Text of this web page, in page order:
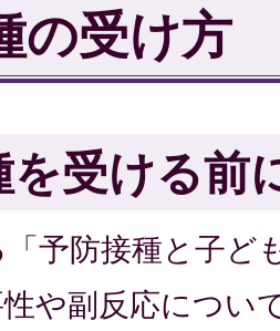
の受け方
を受ける前
予防接種と子ど
や副反応につい